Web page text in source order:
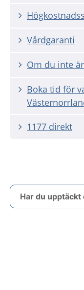
Vårdgaranti
Om du inte
Boka tid för
1177 direkt
Har du upptäckt